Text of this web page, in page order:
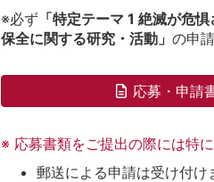
※必ず 「特定テーマ 1 絶滅が危
保全に関する研究・活動」の申
応募・申請
※ 応募書類をご提出の際には特
郵送による申請は受け付け